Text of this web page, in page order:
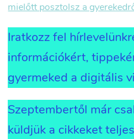
mielőtt posztolsz a
Iratkozz fel
információkért,
gyermeked a digitális
Szeptembertől már
küldjük a cikkeket